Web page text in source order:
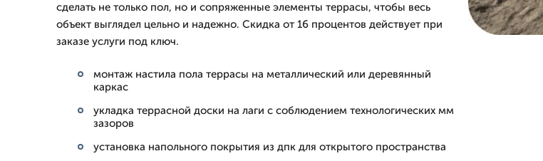
сделать не только пол, но и сопряженные элементы террасы, чтобы весь
объект выглядел цельно и надежно. Скидка от 16 процентов действует при
заказе услуги под ключ.
монтаж настила пола террасы на металлический или деревянный
каркас
укладка террасной доски на лаги с соблюдением технологических мм
зазоров
установка напольного покрытия из дпк для открытого пространства